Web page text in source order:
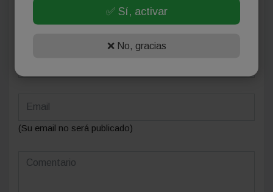
Deja tu comentario
(Su email no será publicado)
✅ Sí, activar
❌ No, gracias